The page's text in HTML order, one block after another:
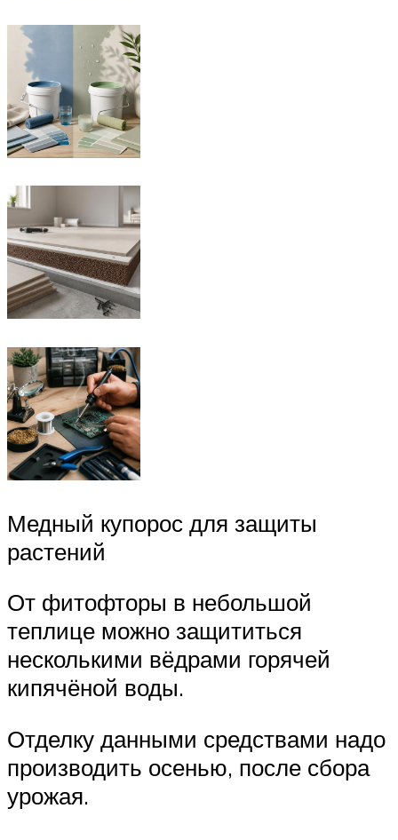
Медный купорос для защиты
растений
От фитофторы в небольшой
теплице можно защититься
несколькими вёдрами горячей
кипячёной воды.
Отделку данными средствами надо
производить осенью, после сбора
урожая.